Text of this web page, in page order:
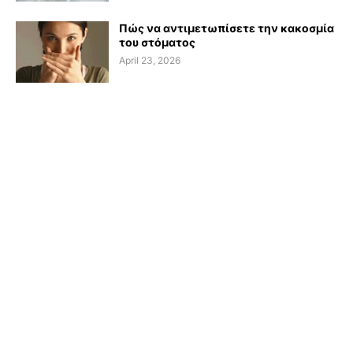
Πώς να αντιμετωπίσετε την κακοσμία
του στόματος
April 23, 2026